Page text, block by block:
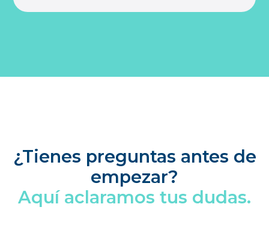
¿Tienes preguntas antes de
empezar?
Aquí aclaramos tus dudas.